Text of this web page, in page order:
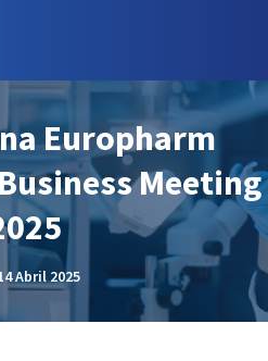
Europharm
Meeting
Abril 2025